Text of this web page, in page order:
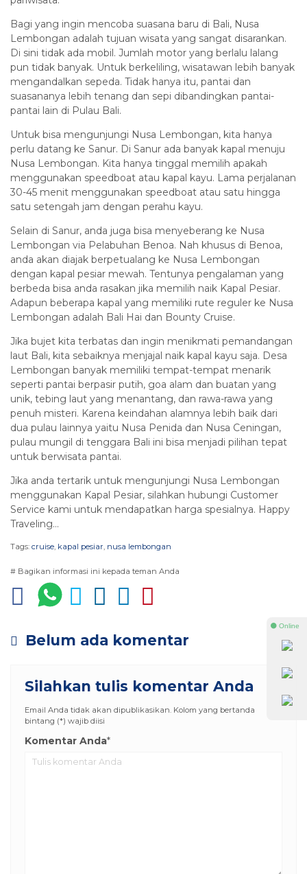
Bagi yang ingin mencoba suasana baru di Bali, Nusa
Lembongan adalah tujuan wisata yang sangat disarankan.
Di sini tidak ada mobil. Jumlah motor yang berlalu lalang
pun tidak banyak. Untuk berkeliling, wisatawan lebih banyak
mengandalkan sepeda. Tidak hanya itu, pantai dan
suasananya lebih tenang dan sepi dibandingkan pantai-
pantai lain di Pulau Bali.
Untuk bisa mengunjungi Nusa Lembongan, kita hanya
perlu datang ke Sanur. Di Sanur ada banyak kapal menuju
Nusa Lembongan. Kita hanya tinggal memilih apakah
menggunakan speedboat atau kapal kayu. Lama perjalanan
30-45 menit menggunakan speedboat atau satu hingga
satu setengah jam dengan perahu kayu.
Selain di Sanur, anda juga bisa menyeberang ke Nusa
Lembongan via Pelabuhan Benoa. Nah khusus di Benoa,
anda akan diajak berpetualang ke Nusa Lembongan
dengan kapal pesiar mewah. Tentunya pengalaman yang
berbeda bisa anda rasakan jika memilih naik Kapal Pesiar.
Adapun beberapa kapal yang memiliki rute reguler ke Nusa
Lembongan adalah Bali Hai dan Bounty Cruise.
Jika bujet kita terbatas dan ingin menikmati pemandangan
laut Bali, kita sebaiknya menjajal naik kapal kayu saja. Desa
Lembongan banyak memiliki tempat-tempat menarik
seperti pantai berpasir putih, goa alam dan buatan yang
unik, tebing laut yang menantang, dan rawa-rawa yang
penuh misteri. Karena keindahan alamnya lebih baik dari
dua pulau lainnya yaitu Nusa Penida dan Nusa Ceningan,
pulau mungil di tenggara Bali ini bisa menjadi pilihan tepat
untuk berwisata pantai.
Jika anda tertarik untuk mengunjungi Nusa Lembongan
menggunakan Kapal Pesiar, silahkan hubungi Customer
Service kami untuk mendapatkan harga spesialnya. Happy
Traveling…
Tags: cruise, kapal pesiar, nusa lembongan
# Bagikan informasi ini kepada teman Anda
Belum ada komentar
Silahkan tulis komentar Anda
Email Anda tidak akan dipublikasikan. Kolom yang bertanda
bintang (*) wajib diisi
Komentar Anda*
⚫ Online